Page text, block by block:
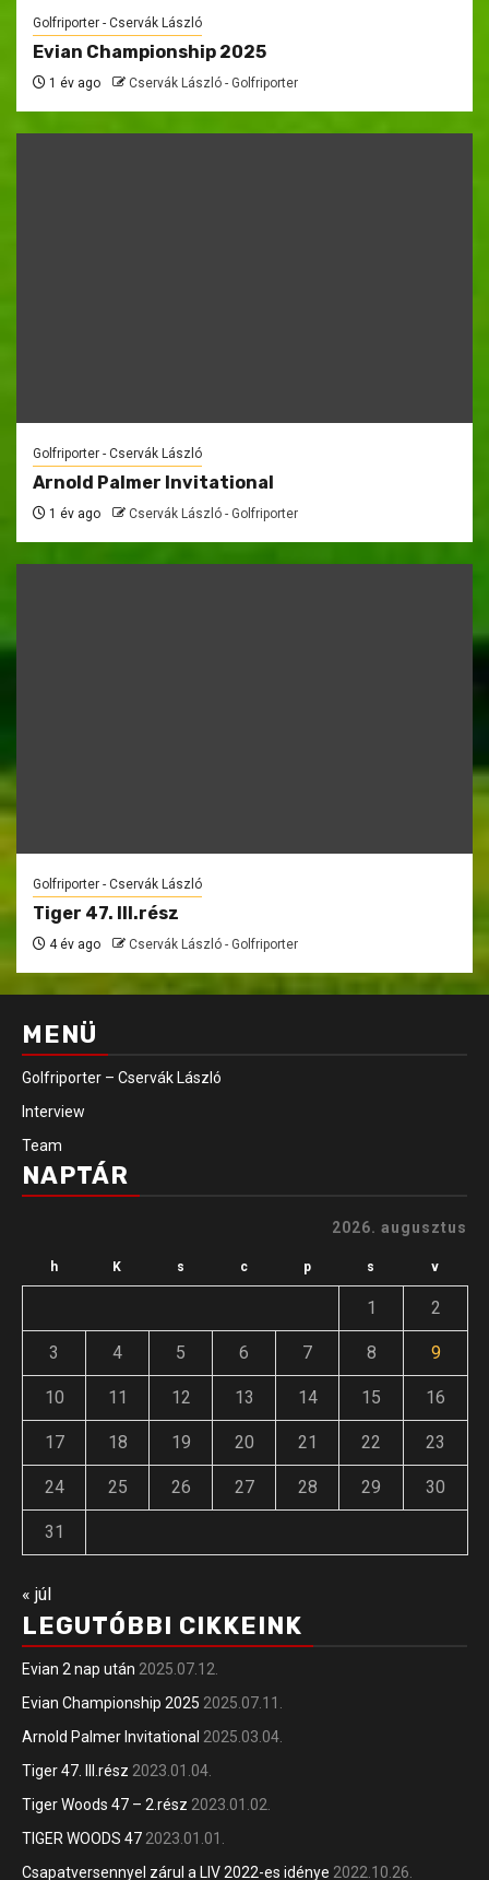
Golfriporter - Cservák László
Evian Championship 2025
1 év ago Cservák László - Golfriporter
Golfriporter - Cservák László
Arnold Palmer Invitational
1 év ago Cservák László - Golfriporter
Golfriporter - Cservák László
Tiger 47. III.rész
4 év ago Cservák László - Golfriporter
MENÜ
Golfriporter – Cservák László
Interview
Team
NAPTÁR
2026. augusztus
h K s c p s v
1 2
3 4 5 6 7 8 9
10 11 12 13 14 15 16
17 18 19 20 21 22 23
24 25 26 27 28 29 30
31
« júl
LEGUTÓBBI CIKKEINK
Evian 2 nap után 2025.07.12.
Evian Championship 2025 2025.07.11.
Arnold Palmer Invitational 2025.03.04.
Tiger 47. III.rész 2023.01.04.
Tiger Woods 47 – 2.rész 2023.01.02.
TIGER WOODS 47 2023.01.01.
Csapatversennyel zárul a LIV 2022-es idénye 2022.10.26.